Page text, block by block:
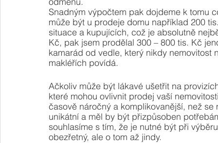
Snadným výpočtem pak dojdeme k tomu
může být u prodeje domu například 200
situace a kupujících, což je absolutně
Kč, pak jsem prodělal 300 – 800 tis. Kč
kamarád od vedle, který nikdy
makléřích povídá.
Ačkoliv může být lákavé ušetřit na
které mohou ovlivnit prodej vaší
časově náročný a komplikovanější, než
unikátní a měl by být přizpůsoben
souhlasíme s tím, že je nutné být při
obezřetný, ale o tom až jindy.